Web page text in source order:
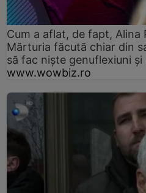
Cum a aflat, de fapt, Alina
Mărturia făcută chiar din
să fac niște genuflexiuni
www.wowbiz.ro